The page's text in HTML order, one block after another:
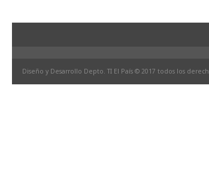
Diseño y Desarrollo Depto. TI El País © 2017 todos los